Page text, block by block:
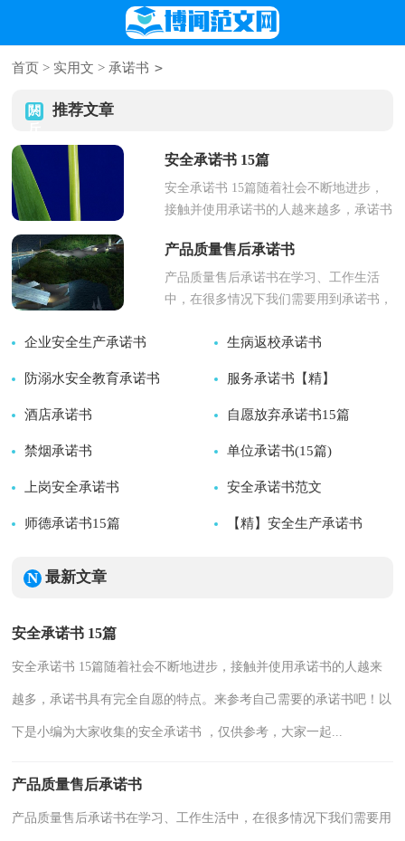
首页 > 实用文 > 承诺书 >
推荐文章
安全承诺书 15篇
安全承诺书 15篇随着社会不断地进步，
接触并使用承诺书的人越来越多，承诺书
承诺书吧！以下是小...
产品质量售后承诺书
产品质量售后承诺书在学习、工作生活
中，在很多情况下我们需要用到承诺书，
其法律效力与合同是...
企业安全生产承诺书
2025-04-19
生病返校承诺书
防溺水安全教育承诺书 服务承诺书【精】
2025-03-03
酒店承诺书 自愿放弃承诺书15篇
禁烟承诺书 单位承诺书(15篇)
上岗安全承诺书 安全承诺书范文
2025-03-02
师德承诺书15篇 【精】安全生产承诺书
最新文章
安全承诺书 15篇
安全承诺书 15篇随着社会不断地进步，接触并使用承诺书的人越来
越多，承诺书具有完全自愿的特点。来参考自己需要的承诺书吧！以
下是小编为大家收集的安全承诺书 ，仅供参考，大家一起...
产品质量售后承诺书
产品质量售后承诺书在学习、工作生活中，在很多情况下我们需要用